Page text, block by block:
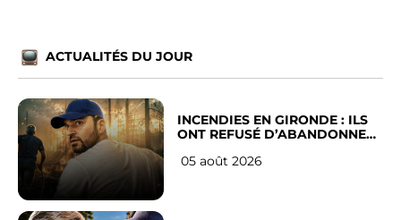
ACTUALITÉS DU JOUR
INCENDIES EN GIRONDE : ILS
ONT REFUSÉ D’ABANDONNER
05 août 2026